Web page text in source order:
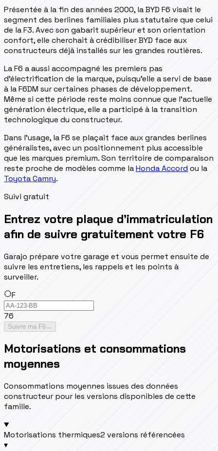
Présentée à la fin des années 2000, la BYD F6 visait le
segment des berlines familiales plus statutaire que celui
de la F3. Avec son gabarit supérieur et son orientation
confort, elle cherchait à crédibiliser BYD face aux
constructeurs déjà installés sur les grandes routières.
La F6 a aussi accompagné les premiers pas
d'électrification de la marque, puisqu'elle a servi de base
à la F6DM sur certaines phases de développement.
Même si cette période reste moins connue que l'actuelle
génération électrique, elle a participé à la transition
technologique du constructeur.
Dans l'usage, la F6 se plaçait face aux grandes berlines
généralistes, avec un positionnement plus accessible
que les marques premium. Son territoire de comparaison
reste proche de modèles comme laHonda Accord ou la
Toyota Camry.
Suivi gratuit
Entrez votre plaque d’immatriculation
afin de suivre gratuitement votre F6
Garajo prépare votre garage et vous permet ensuite de
suivre les entretiens, les rappels et les points à
surveiller.
F
76
Suivre ma F6 →
Motorisations et consommations
moyennes
Consommations moyennes issues des données
constructeur pour les versions disponibles de cette
famille.
Motorisations thermiques2 versions référencées
▾